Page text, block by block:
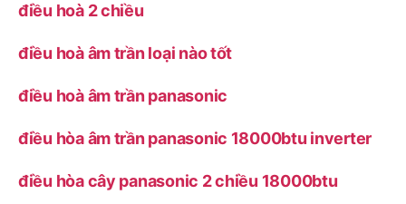
điều hoà 2 chiều
điều hoà âm trần loại nào tốt
điều hoà âm trần panasonic
điều hòa âm trần panasonic 18000btu inverter
điều hòa cây panasonic 2 chiều 18000btu